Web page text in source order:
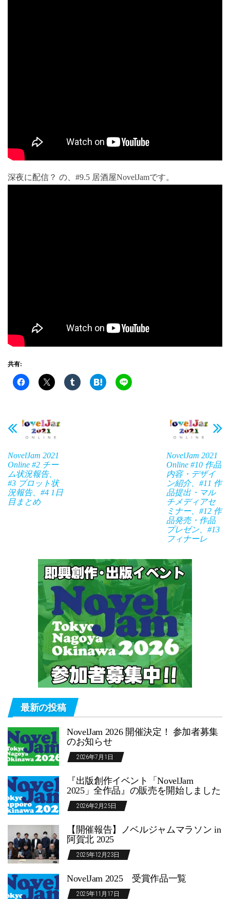
深夜に配信？ の、#9.5 居酒屋NovelJamです。
共有:
NovelJam 2021
Online #2 チー
ム状況報告、
#3 プロット状
況報告、#4 1日
目まとめ
NovelJam 2021
Online #10 作品
内容・デザイ
ン紹介、#11 作
品提出・マル
チメディアセ
ミナー、#12 作
品発売・作品
プレゼン、#13
フィナーレ
最新の投稿
NovelJam 2026 開催決定！ 参加者募集
のお知らせ
2026年7月1日
『出版創作イベント「NovelJam
2025」全作品』の販売を開始しました
2026年2月25日
【開催報告】ノベルジャムマラソン in
阿賀北 2025
2025年12月23日
NovelJam 2025 受賞作品一覧
2025年11月17日